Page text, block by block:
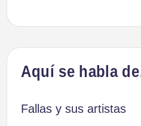
entradas
Aquí se habla
Fallas y sus artistas